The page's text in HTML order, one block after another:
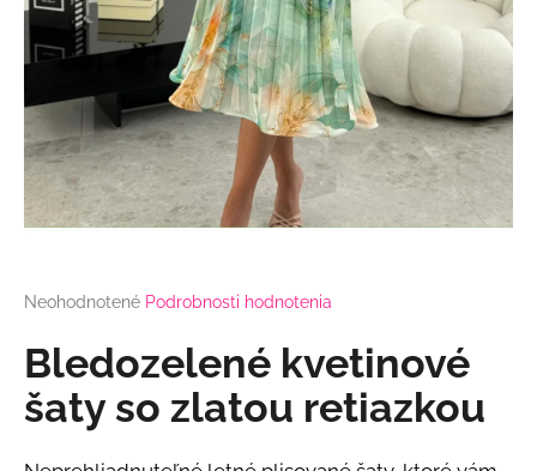
Priemerné
produktu
je
0,0
z
hviezdičiek.
Neohodnotené Podrobnosti hodnotenia
Bledozelené kvetinové
šaty so zlatou retiazkou
j
ť
?
O
d
o